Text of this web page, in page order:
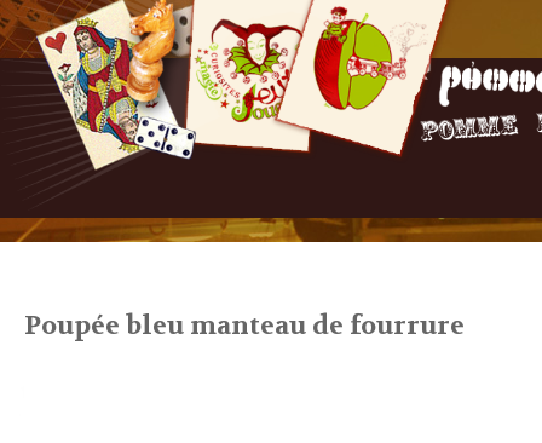
Poupée bleu manteau de fourrure